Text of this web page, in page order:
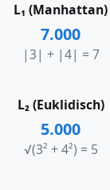
L₁ (Manhattan)
7.000
|3| + |4| = 7
L₂ (Euklidisch)
5.000
√(3² + 4²) = 5